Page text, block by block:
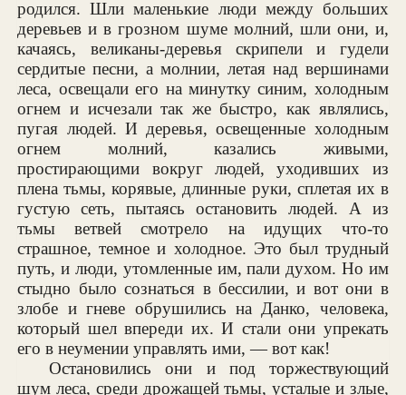
родился. Шли маленькие люди между больших
деревьев и в грозном шуме молний, шли они, и,
качаясь, великаны-деревья скрипели и гудели
сердитые песни, а молнии, летая над вершинами
леса, освещали его на минутку синим, холодным
огнем и исчезали так же быстро, как являлись,
пугая людей. И деревья, освещенные холодным
огнем молний, казались живыми,
простирающими вокруг людей, уходивших из
плена тьмы, корявые, длинные руки, сплетая их в
густую сеть, пытаясь остановить людей. А из
тьмы ветвей смотрело на идущих что-то
страшное, темное и холодное. Это был трудный
путь, и люди, утомленные им, пали духом. Но им
стыдно было сознаться в бессилии, и вот они в
злобе и гневе обрушились на Данко, человека,
который шел впереди их. И стали они упрекать
его в неумении управлять ими, — вот как!
Остановились они и под торжествующий
шум леса, среди дрожащей тьмы, усталые и злые,